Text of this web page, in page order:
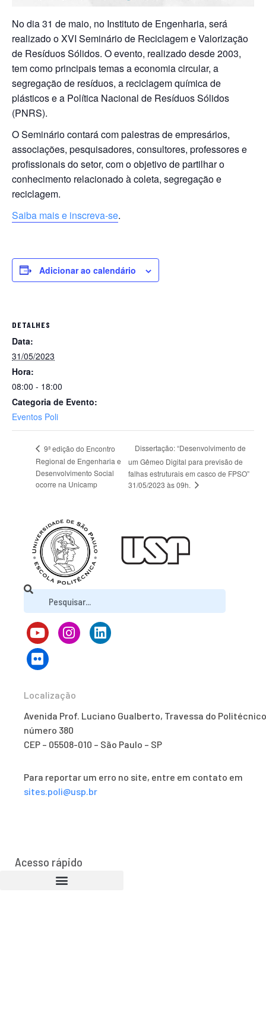
No dia 31 de maio, no Instituto de Engenharia, será
realizado o XVI Seminário de Reciclagem e Valorização
de Resíduos Sólidos. O evento, realizado desde 2003,
tem como principais temas a economia circular, a
segregação de resíduos, a reciclagem química de
plásticos e a Política Nacional de Resíduos Sólidos
(PNRS).
O Seminário contará com palestras de empresários,
associações, pesquisadores, consultores, professores e
profissionais do setor, com o objetivo de partilhar o
conhecimento relacionado à coleta, segregação e
reciclagem.
Saiba mais e inscreva-se.
Adicionar ao calendário
DETALHES
Data:
31/05/2023
Hora:
08:00 - 18:00
Categoria de Evento:
Eventos Poli
9ª edição do Encontro
Regional de Engenharia e
Desenvolvimento Social
ocorre na Unicamp
Dissertação: “Desenvolvimento de
um Gêmeo Digital para previsão de
falhas estruturais em casco de FPSO”
31/05/2023 às 09h.
Localização
Avenida Prof. Luciano Gualberto, Travessa do
número 380
CEP – 05508-010 – São Paulo – SP
Para reportar um erro no site, entre em contato em
sites.poli@usp.br
Acesso rápido